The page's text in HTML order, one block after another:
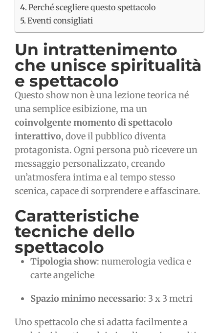
Perché scegliere questo spettacolo
Eventi consigliati
Un intrattenimento
che unisce spiritualità
e spettacolo
Questo show non è una lezione teorica né
una semplice esibizione, ma un
coinvolgente momento di spettacolo
interattivo, dove il pubblico diventa
protagonista. Ogni persona può ricevere un
messaggio personalizzato, creando
un’atmosfera intima e al tempo stesso
scenica, capace di sorprendere e affascinare.
Caratteristiche
tecniche dello
spettacolo
Tipologia show: numerologia vedica e
carte angeliche
Spazio minimo necessario: 3 x 3 metri
Uno spettacolo che si adatta facilmente a